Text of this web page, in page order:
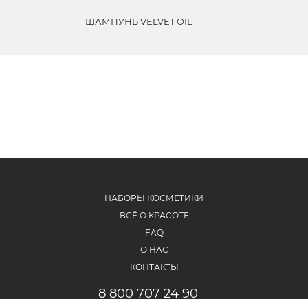
ШАМПУНЬ VELVET OIL
НАБОРЫ КОСМЕТИКИ
ВСЁ О КРАСОТЕ
FAQ
О НАС
КОНТАКТЫ
8 800 707 24 90